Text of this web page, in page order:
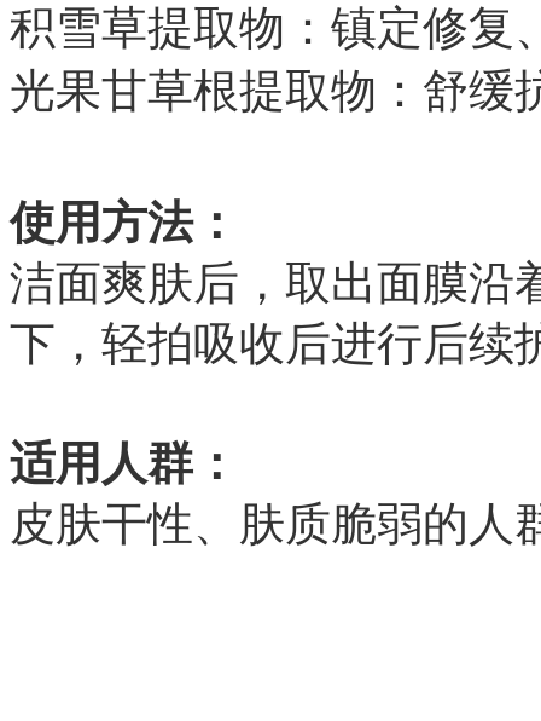
积雪草提取物：镇定修复
光果甘草根提取物：舒缓
使用方法：
洁面爽肤后，取出面膜沿
下，轻拍吸收后进行后续
适用人群：
皮肤干性、肤质脆弱的人